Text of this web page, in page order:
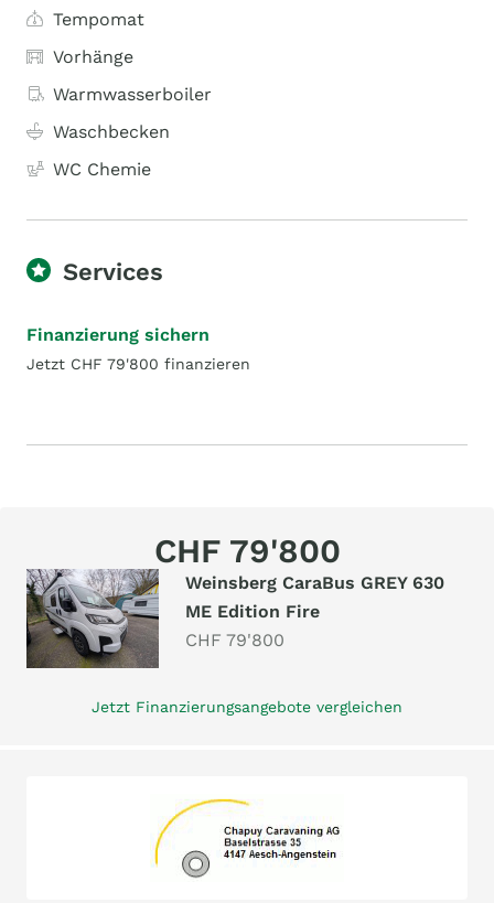
Tempomat
Vorhänge
Warmwasserboiler
Waschbecken
WC Chemie
Services
Finanzierung sichern
Jetzt CHF 79'800 finanzieren
CHF 79'800
Weinsberg CaraBus GREY 630
ME Edition Fire
CHF 79'800
Jetzt Finanzierungsangebote vergleichen